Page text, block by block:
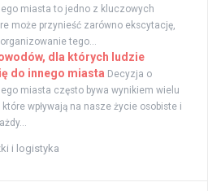
miasta to jedno z kluczowych
może przynieść zarówno ekscytację,
tego...
dla których ludzie
do innego miasta Decyzja o
miasta często bywa wynikiem wielu
wpływają na nasze życie osobiste i
i logistyka